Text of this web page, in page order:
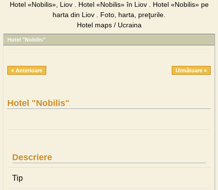
Hotel «Nobilis», Liov . Hotel «Nobilis» în Liov . Hotel «Nobilis» pe
harta din Liov . Foto, harta, preţurile.
Hotel maps / Ucraina
Hotel "Nobilis"
« Anterioare Următoare »
Hotel "Nobilis"
Descriere
Tip